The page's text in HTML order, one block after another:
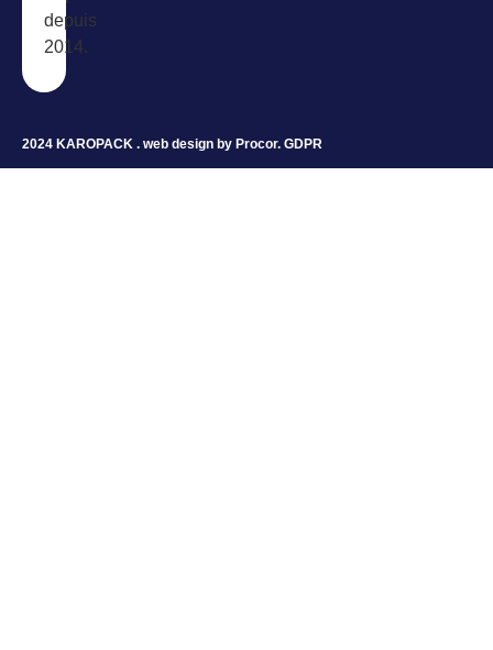
depuis
2014.
2024 KAROPACK . web design by Procor. GDPR